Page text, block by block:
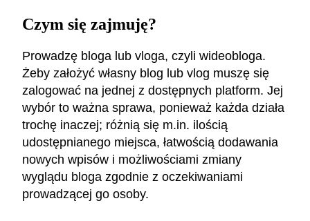
Czym się zajmuję?
Prowadzę bloga lub vloga, czyli wideobloga.
Żeby założyć własny blog lub vlog muszę się
zalogować na jednej z dostępnych platform. Jej
wybór to ważna sprawa, ponieważ każda działa
trochę inaczej; różnią się m.in. ilością
udostępnianego miejsca, łatwością dodawania
nowych wpisów i możliwościami zmiany
wyglądu bloga zgodnie z oczekiwaniami
prowadzącej go osoby.